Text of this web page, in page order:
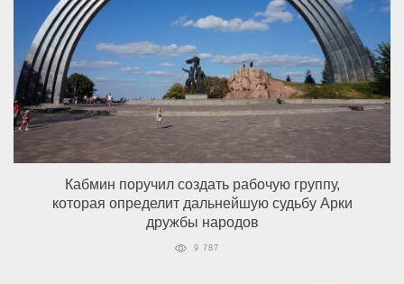
Кабмин поручил создать рабочую группу,
которая определит дальнейшую судьбу Арки
дружбы народов
9 787